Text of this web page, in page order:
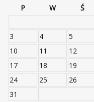
P
W Ś
3
4 5
10
11 12
17
18 19
24
25 26
31